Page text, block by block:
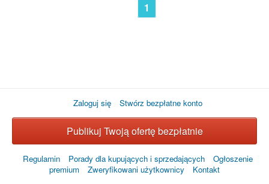
1
Zaloguj się Stwórz bezpłatne konto
Publikuj Twoją ofertę bezpłatnie
Regulamin Porady dla kupujących i sprzedających
Ogłoszenie
premium
Zweryfikowani użytkownicy Kontakt